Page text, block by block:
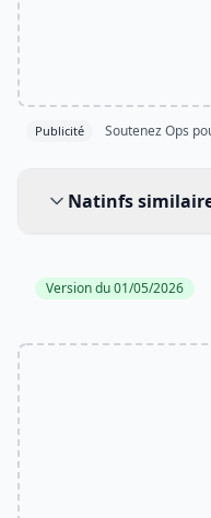
Publicité Soutenez Ops
Natinfs
Version du 01/05/2026